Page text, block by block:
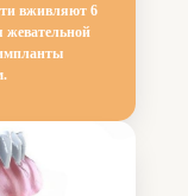
вживляют 6
жевательной